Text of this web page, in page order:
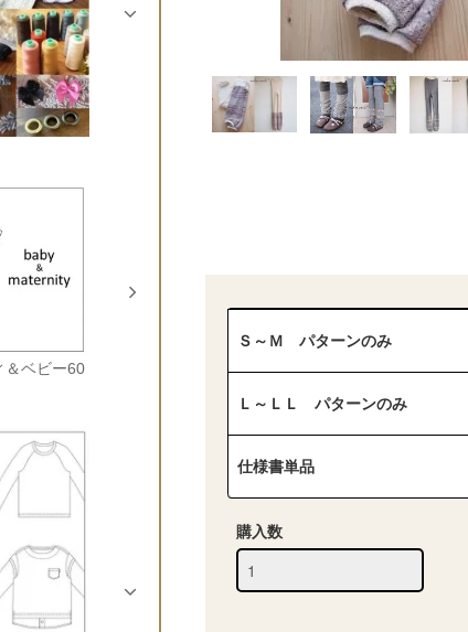
Ｓ～Ｍ パターンのみ
Ｌ～ＬＬ パターンのみ
仕様書単品
購入数
＆ベビー60